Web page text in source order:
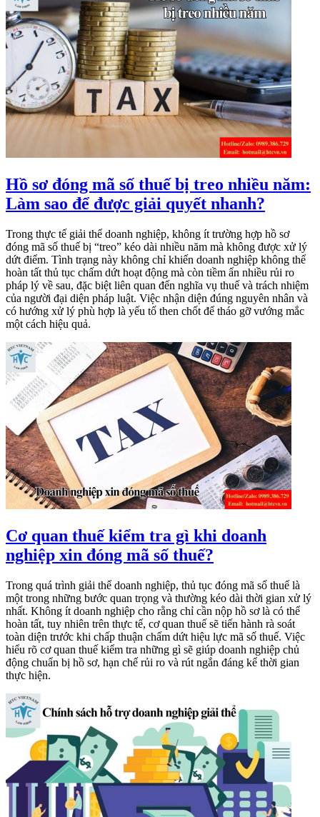
Hồ sơ đóng mã số thuế bị treo nhiều năm:
Làm sao để được giải quyết nhanh?
Trong thực tế giải thể doanh nghiệp, không ít trường hợp hồ sơ
đóng mã số thuế bị “treo” kéo dài nhiều năm mà không được xử lý
dứt điểm. Tình trạng này không chỉ khiến doanh nghiệp không thể
hoàn tất thủ tục chấm dứt hoạt động mà còn tiềm ẩn nhiều rủi ro
pháp lý về sau, đặc biệt liên quan đến nghĩa vụ thuế và trách nhiệm
của người đại diện pháp luật. Việc nhận diện đúng nguyên nhân và
có hướng xử lý phù hợp là yếu tố then chốt để tháo gỡ vướng mắc
một cách hiệu quả.
Cơ quan thuế kiểm tra gì khi doanh
nghiệp xin đóng mã số thuế?
Trong quá trình giải thể doanh nghiệp, thủ tục đóng mã số thuế là
một trong những bước quan trọng và thường kéo dài thời gian xử lý
nhất. Không ít doanh nghiệp cho rằng chỉ cần nộp hồ sơ là có thể
hoàn tất, tuy nhiên trên thực tế, cơ quan thuế sẽ tiến hành rà soát
toàn diện trước khi chấp thuận chấm dứt hiệu lực mã số thuế. Việc
hiểu rõ cơ quan thuế kiểm tra những gì sẽ giúp doanh nghiệp chủ
động chuẩn bị hồ sơ, hạn chế rủi ro và rút ngắn đáng kể thời gian
thực hiện.